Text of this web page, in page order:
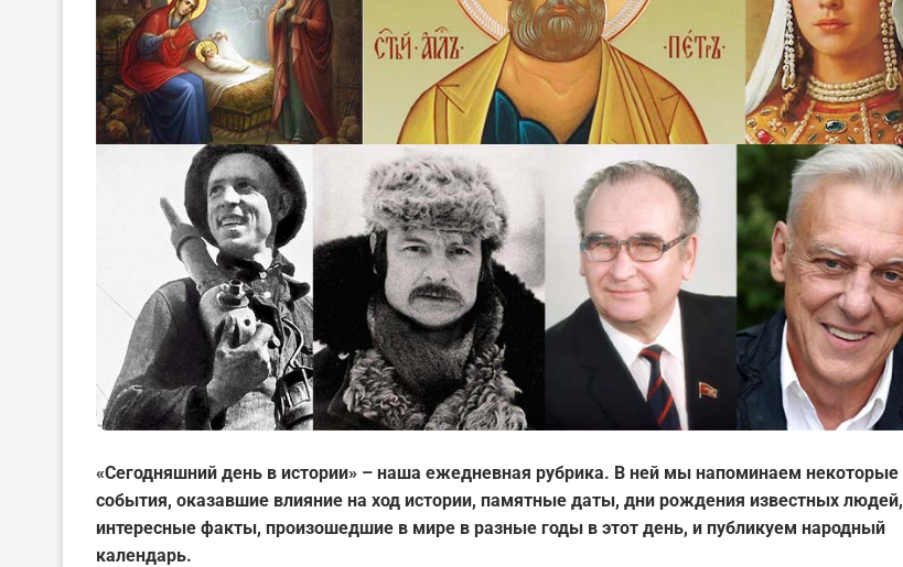
«Сегодняшний день в истории» – наша ежедневная рубрика. В ней мы напоминаем некоторые
события, оказавшие влияние на ход истории, памятные даты, дни рождения известных людей,
интересные факты, произошедшие в мире в разные годы в этот день, и публикуем народный
календарь.